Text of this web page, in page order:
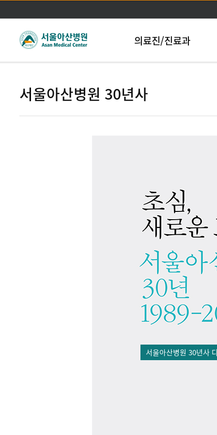
본문바로가기
의료진/진료과
서울아산병원 30년사
서울아산병원 30년사